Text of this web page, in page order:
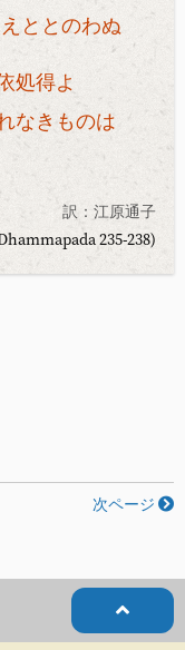
ととのわぬ
処得よ
なきものは
訳：江原通子
235-238)
次ページ